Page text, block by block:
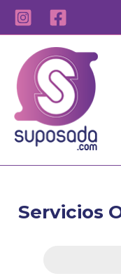
contenido
Servicios